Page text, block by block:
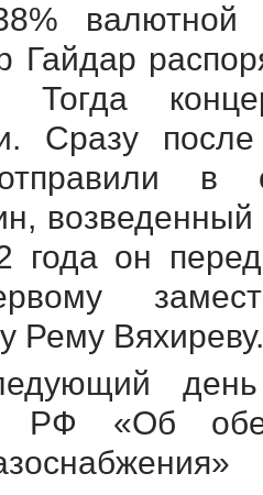
Гайдар
Тогда
Сразу
в
года он
Рему Вяхиреву.
РФ «Об